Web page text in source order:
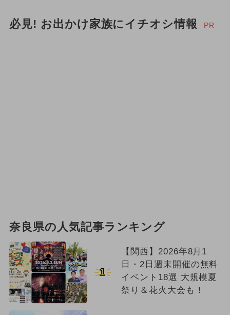
必見! お出かけ家族にイチオシ情報 PR
奈良県の人気記事ランキング
1
【関西】2026年8月1
日・2日週末開催の無料
イベント18選 大規模夏
祭り＆花火大会も！